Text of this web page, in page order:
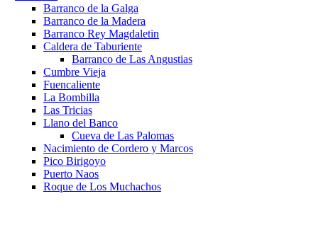
Barranco de la Galga
Barranco de la Madera
Barranco Rey Magdaletin
Caldera de Taburiente
Barranco de Las Angustias
Cumbre Vieja
Fuencaliente
La Bombilla
Las Tricias
Llano del Banco
Cueva de Las Palomas
Nacimiento de Cordero y Marcos
Pico Birigoyo
Puerto Naos
Roque de Los Muchachos